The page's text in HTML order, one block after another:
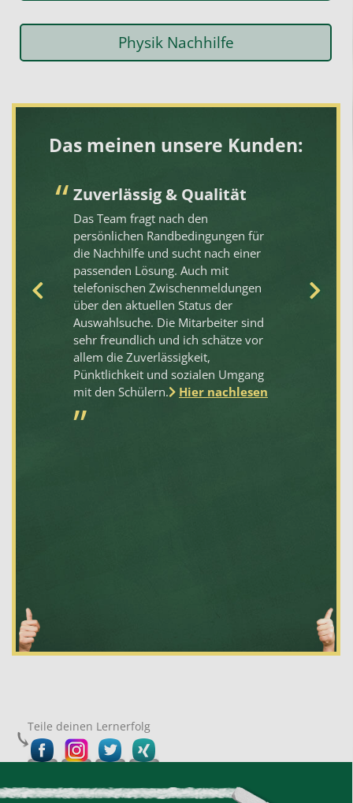
Physik Nachhilfe
Das meinen unsere Kunden:
Zuverlässig & Qualität
Das Team fragt nach den
persönlichen Randbedingungen für
die Nachhilfe und sucht nach einer
passenden Lösung. Auch mit
telefonischen Zwischenmeldungen
über den aktuellen Status der
Auswahlsuche. Die Mitarbeiter sind
sehr freundlich und ich schätze vor
allem die Zuverlässigkeit,
Pünktlichkeit und sozialen Umgang
mit den Schülern.
Hier nachlesen
Teile deinen Lernerfolg